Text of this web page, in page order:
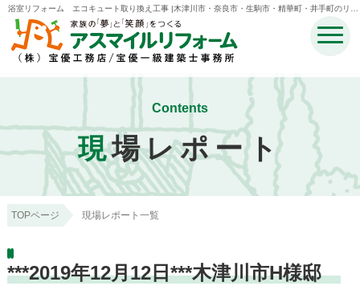
浴室リフォーム エコキュート取り換え工事 |木津川市・奈良市・生駒市・精華町・井手町のリフ
ォームのことなら宝優工務店アスマイルリフォーム
Contents
現場レポート
TOPページ 現場レポート一覧
***2019年12月12日***木津川市H様邸